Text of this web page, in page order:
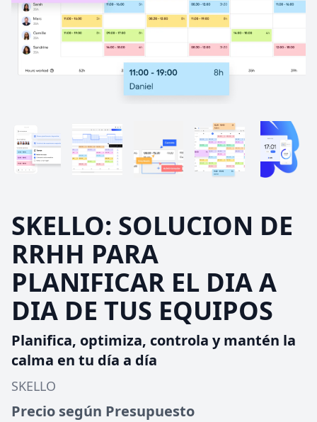
SKELLO: SOLUCION DE
RRHH PARA
PLANIFICAR EL DIA A
DIA DE TUS EQUIPOS
Planifica, optimiza, controla y mantén la
calma en tu día a día
SKELLO
Precio según Presupuesto